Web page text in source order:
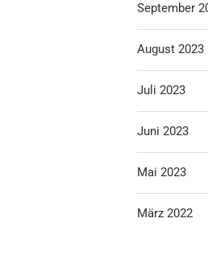
September
August 2023
Juli 2023
Juni 2023
Mai 2023
März 2022